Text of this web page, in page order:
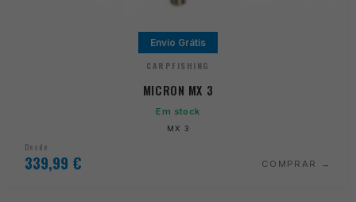
Envio Grátis
CARPFISHING
MICRON MX 3
Em stock
MX 3
Desde
339,99 € COMPRAR